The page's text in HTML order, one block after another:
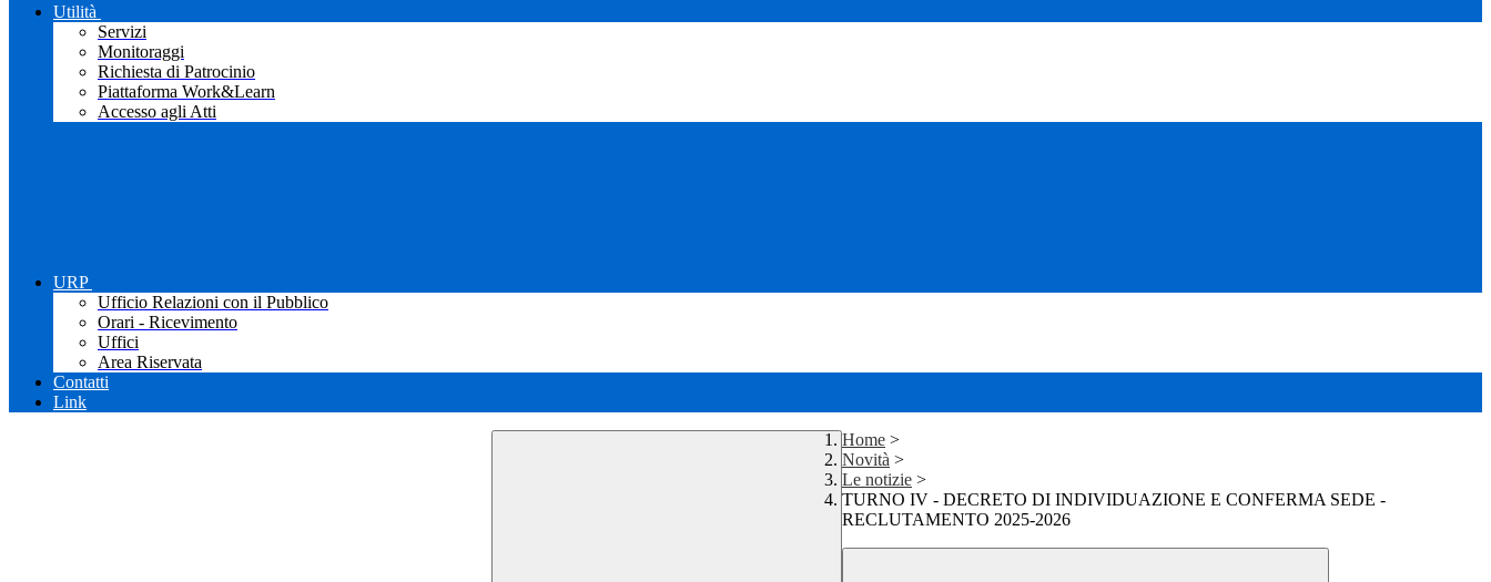
Utilità
Servizi
Monitoraggi
Richiesta di Patrocinio
Piattaforma Work&Learn
Accesso agli Atti
URP
Ufficio Relazioni con il Pubblico
Orari - Ricevimento
Uffici
Area Riservata
Contatti
Link
Home >
Novità >
Le notizie >
TURNO IV - DECRETO DI INDIVIDUAZIONE E CONFERMA SEDE -
RECLUTAMENTO 2025-2026